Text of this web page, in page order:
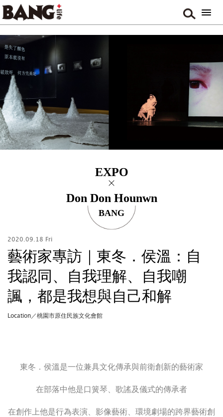
EXPO
Don Don Hounwn
BANG
2020.09.18 Fri
藝術家專訪｜東冬．侯溫：自
我認同、自我理解、自我嘲
諷，都是我想與自己和解
Location／桃園市原住民族文化會館
東冬．侯溫是一位兼具文化傳承與前衛創新的藝術家
在部落中他是口簧琴、歌謠及儀式的傳承者
在創作上他是行為表演、影像藝術、環境劇場的跨界藝術創